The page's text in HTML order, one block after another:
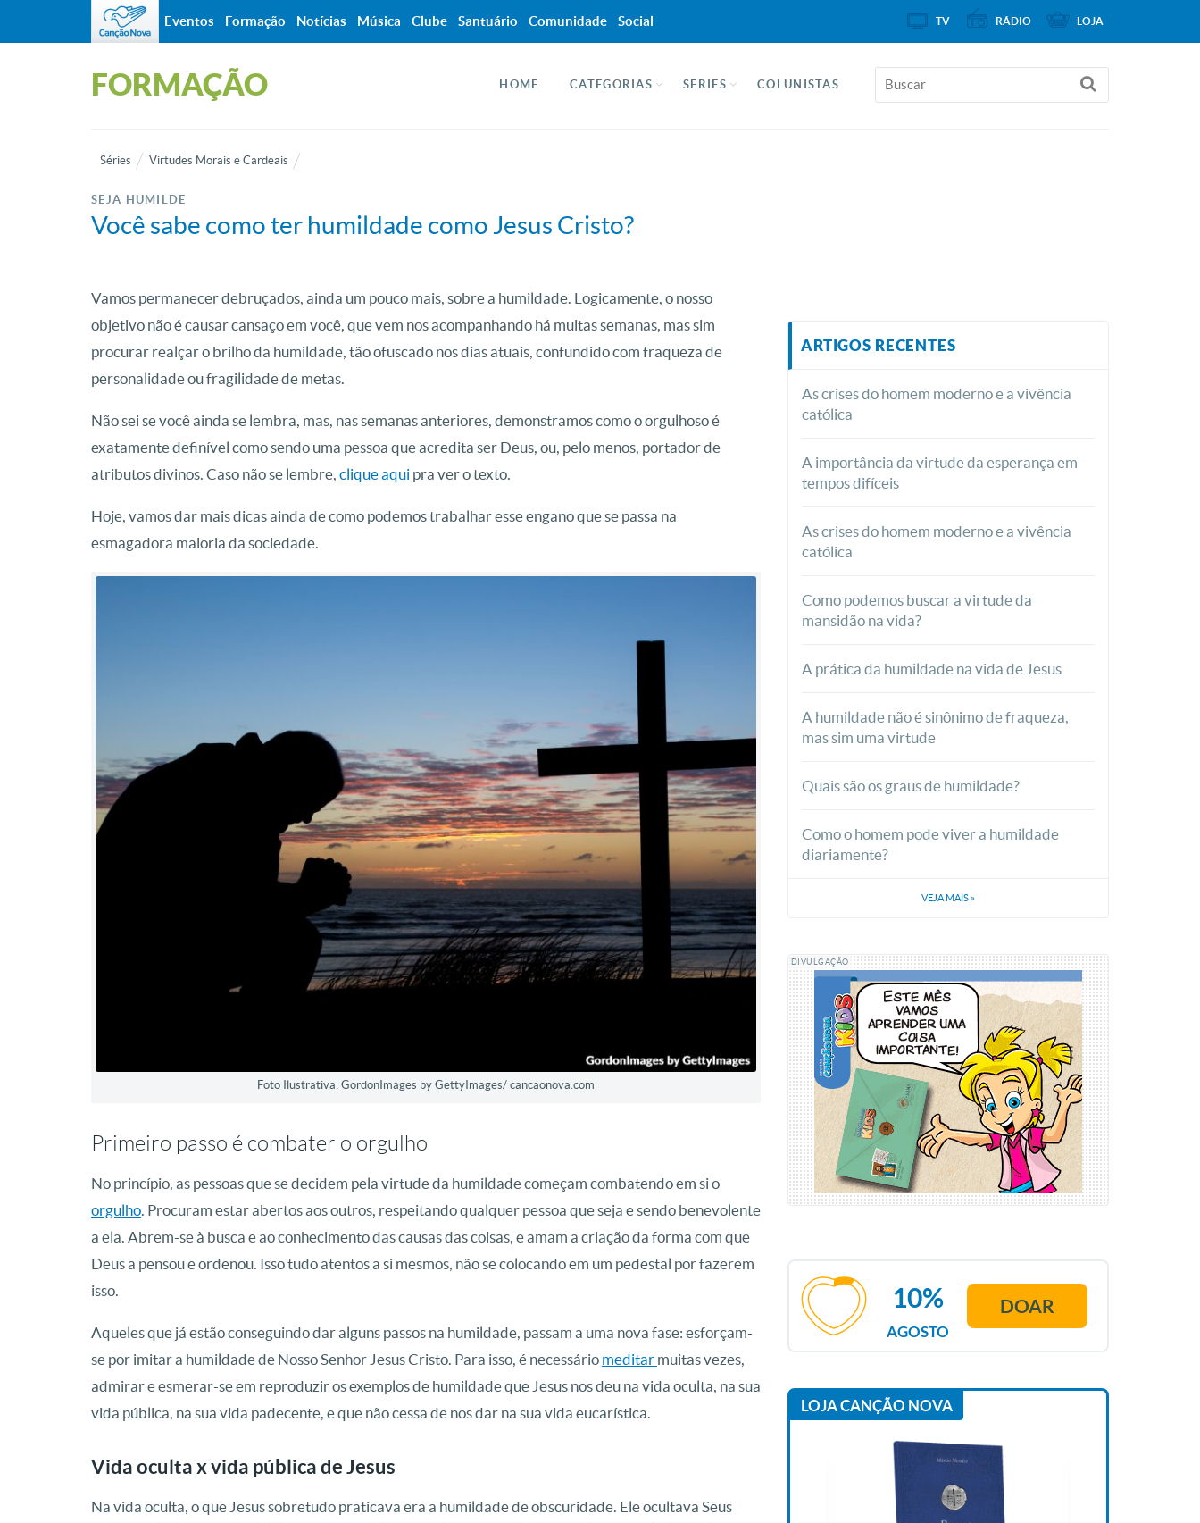
FORMAÇÃO HOME CATEGORIAS SÉRIES COLUNISTAS
Séries Virtudes Morais e Cardeais
SEJA HUMILDE
Você sabe como ter humildade como Jesus Cristo?
Vamos permanecer debruçados, ainda um pouco mais, sobre a humildade. Logicamente, o nosso
objetivo não é causar cansaço em você, que vem nos acompanhando há muitas semanas, mas sim
procurar realçar o brilho da humildade, tão ofuscado nos dias atuais, confundido com fraqueza de
personalidade ou fragilidade de metas.
Não sei se você ainda se lembra, mas, nas semanas anteriores, demonstramos como o orgulhoso é
exatamente definível como sendo uma pessoa que acredita ser Deus, ou, pelo menos, portador de
atributos divinos. Caso não se lembre, clique aqui pra ver o texto.
Hoje, vamos dar mais dicas ainda de como podemos trabalhar esse engano que se passa na
esmagadora maioria da sociedade.
Foto Ilustrativa: GordonImages by GettyImages/ cancaonova.com
Primeiro passo é combater o orgulho
No princípio, as pessoas que se decidem pela virtude da humildade começam combatendo em si o
orgulho. Procuram estar abertos aos outros, respeitando qualquer pessoa que seja e sendo benevolente
a ela. Abrem-se à busca e ao conhecimento das causas das coisas, e amam a criação da forma com que
Deus a pensou e ordenou. Isso tudo atentos a si mesmos, não se colocando em um pedestal por fazerem
isso.
Aqueles que já estão conseguindo dar alguns passos na humildade, passam a uma nova fase: esforçam-
se por imitar a humildade de Nosso Senhor Jesus Cristo. Para isso, é necessário meditar muitas vezes,
admirar e esmerar-se em reproduzir os exemplos de humildade que Jesus nos deu na vida oculta, na sua
vida pública, na sua vida padecente, e que não cessa de nos dar na sua vida eucarística.
Vida oculta x vida pública de Jesus
Na vida oculta, o que Jesus sobretudo praticava era a humildade de obscuridade. Ele ocultava Seus
ARTIGOS RECENTES
As crises do homem moderno e a vivência
católica
A importância da virtude da esperança em
tempos difíceis
As crises do homem moderno e a vivência
católica
Como podemos buscar a virtude da
mansidão na vida?
A prática da humildade na vida de Jesus
A humildade não é sinônimo de fraqueza,
mas sim uma virtude
Quais são os graus de humildade?
Como o homem pode viver a humildade
diariamente?
VEJA MAIS »
DIVULGAÇÃO
AGOSTO
10% DOAR
LOJA CANÇÃO NOVA
Eventos Formação Notícias Música Clube Santuário Comunidade Social TV RÁDIO LOJA